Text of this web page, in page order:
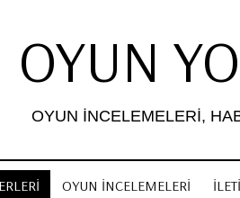
OYUN
OYUN İNCELEMELERI,
OYUN İNCELEMELERI